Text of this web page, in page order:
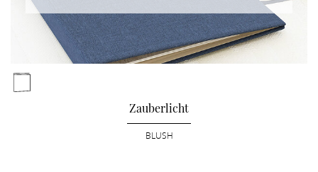
Zauberlicht
BLUSH